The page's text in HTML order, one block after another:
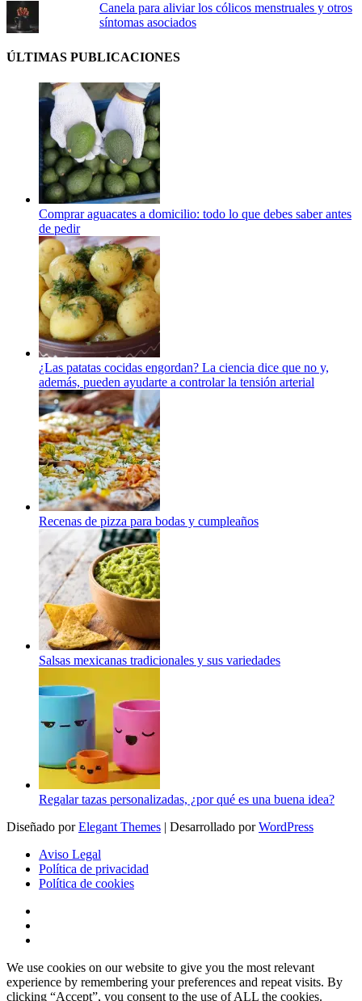
Canela para aliviar los cólicos menstruales y otros
síntomas asociados
ÚLTIMAS PUBLICACIONES
Comprar aguacates a domicilio: todo lo que debes saber antes
de pedir
¿Las patatas cocidas engordan? La ciencia dice que no y,
además, pueden ayudarte a controlar la tensión arterial
Recenas de pizza para bodas y cumpleaños
Salsas mexicanas tradicionales y sus variedades
Regalar tazas personalizadas, ¿por qué es una buena idea?
Diseñado porElegant Themes | Desarrollado porWordPress
Aviso Legal
Política de privacidad
Política de cookies
We use cookies on our website to give you the most relevant
experience by remembering your preferences and repeat visits. By
clicking “Accept”, you consent to the use of ALL the cookies.